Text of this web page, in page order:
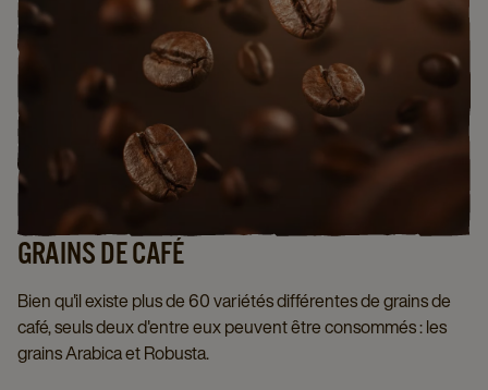
GRAINS DE CAFÉ
Bien qu'il existe plus de 60 variétés différentes de grains de
café, seuls deux d'entre eux peuvent être consommés : les
grains Arabica et Robusta.